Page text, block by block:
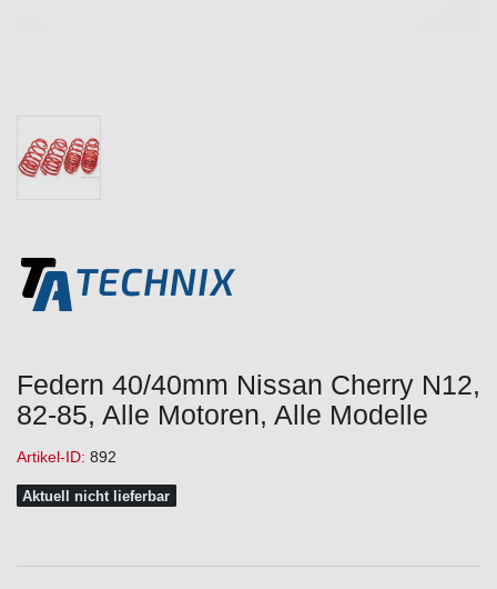
Federn 40/40mm Nissan Cherry N12,
82-85, Alle Motoren, Alle Modelle
Artikel-ID: 892
Aktuell nicht lieferbar